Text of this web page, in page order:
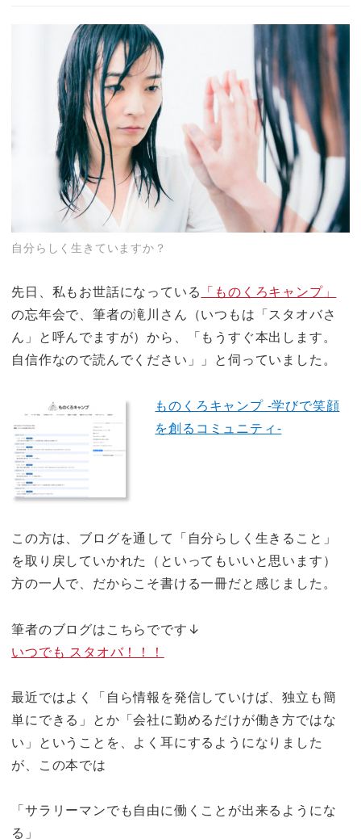
自分らしく生きていますか？
先日、私もお世話になっている 「ものくろキャンプ」
の忘年会で、筆者の滝川さん（いつもは「スタオバさ
ん」と呼んでますが）から、「もうすぐ本出します。
自信作なので読んでください」」と伺っていました。
ものくろキャンプ -学びで笑顔
を創るコミュニティ-
この方は、ブログを通して「自分らしく生きること」
を取り戻していかれた（といってもいいと思います）
方の一人で、だからこそ書ける一冊だと感じました。
筆者のブログはこちらでです↓
いつでも スタオバ！！！
最近ではよく「自ら情報を発信していけば、独立も簡
単にできる」とか「会社に勤めるだけが働き方ではな
い」ということを、よく耳にするようになりました
が、この本では
「サラリーマンでも自由に働くことが出来るようにな
る」